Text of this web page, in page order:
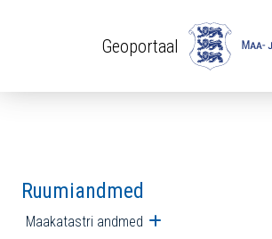
Geoportaal
Ruumiandmed
Maakatastri andmed Ava alammenüü